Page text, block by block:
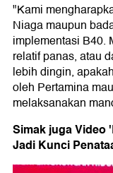
"Kami
Niaga maupun
implementasi B40.
relatif panas, atau
lebih dingin,
oleh Pertamina
melaksanakan
Simak juga Video
Jadi Kunci